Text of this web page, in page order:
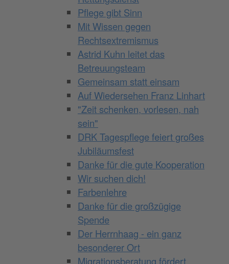
Pflege gibt Sinn
Mit Wissen gegen
Rechtsextremismus
Astrid Kuhn leitet das
Betreuungsteam
Gemeinsam statt einsam
Auf Wiedersehen Franz Linhart
"Zeit schenken, vorlesen, nah
sein"
DRK Tagespflege feiert großes
Jubiläumsfest
Danke für die gute Kooperation
Wir suchen dich!
Farbenlehre
Danke für die großzügige
Spende
Der Herrnhaag - ein ganz
besonderer Ort
Migrationsberatung fördert